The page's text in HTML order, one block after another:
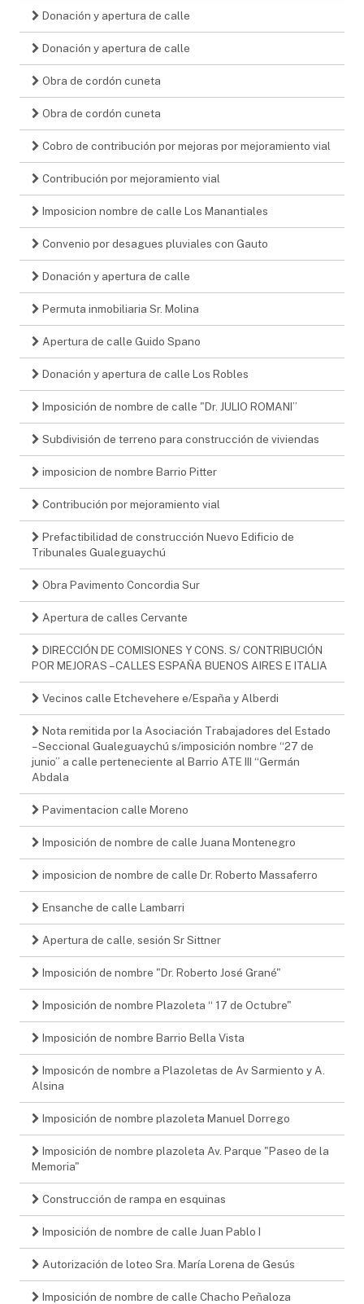
Donación y apertura de calle
Donación y apertura de calle
Obra de cordón cuneta
Obra de cordón cuneta
Cobro de contribución por mejoras por mejoramiento vial
Contribución por mejoramiento vial
Imposicion nombre de calle Los Manantiales
Convenio por desagues pluviales con Gauto
Donación y apertura de calle
Permuta inmobiliaria Sr. Molina
Apertura de calle Guido Spano
Donación y apertura de calle Los Robles
Imposición de nombre de calle "Dr. JULIO ROMANI”
Subdivisión de terreno para construcción de viviendas
imposicion de nombre Barrio Pitter
Contribución por mejoramiento vial
Prefactibilidad de construcción Nuevo Edificio de
Tribunales Gualeguaychú
Obra Pavimento Concordia Sur
Apertura de calles Cervante
DIRECCIÓN DE COMISIONES Y CONS. S/ CONTRIBUCIÓN
POR MEJORAS – CALLES ESPAÑA BUENOS AIRES E ITALIA
Vecinos calle Etchevehere e/España y Alberdi
Nota remitida por la Asociación Trabajadores del Estado
– Seccional Gualeguaychú s/imposición nombre “27 de
junio” a calle perteneciente al Barrio ATE III “Germán
Abdala
Pavimentacion calle Moreno
Imposición de nombre de calle Juana Montenegro
imposicion de nombre de calle Dr. Roberto Massaferro
Ensanche de calle Lambarri
Apertura de calle, sesión Sr Sittner
Imposición de nombre "Dr. Roberto José Grané"
Imposición de nombre Plazoleta “ 17 de Octubre"
Imposición de nombre Barrio Bella Vista
Imposicón de nombre a Plazoletas de Av Sarmiento y A.
Alsina
Imposición de nombre plazoleta Manuel Dorrego
Imposición de nombre plazoleta Av. Parque "Paseo de la
Memoria"
Construcción de rampa en esquinas
Imposición de nombre de calle Juan Pablo I
Autorización de loteo Sra. María Lorena de Gesús
Imposición de nombre de calle Chacho Peñaloza